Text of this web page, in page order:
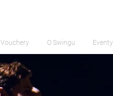
Vouchery O Swingu Eventy